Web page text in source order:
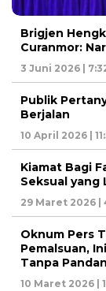
Brigjen
Curanmor:
3 Juni 2026 |
Publik
Berjalan
10 April 2026 |
Kiamat Bagi
Seksual yang
29 Maret 2026 |
Oknum Pers
Pemalsuan,
Tanpa
10 Maret 2026 |